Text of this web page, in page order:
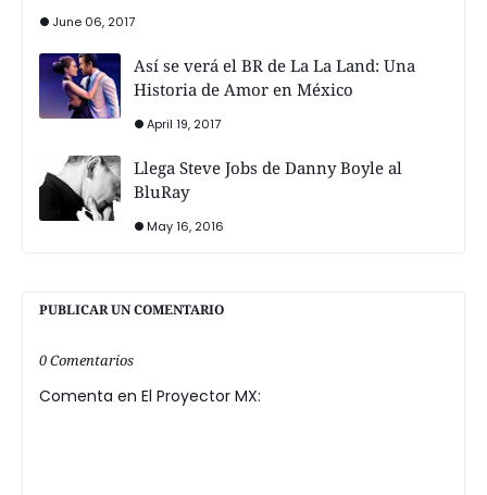
June 06, 2017
Así se verá el BR de La La Land: Una
Historia de Amor en México
April 19, 2017
Llega Steve Jobs de Danny Boyle al
BluRay
May 16, 2016
PUBLICAR UN COMENTARIO
0 Comentarios
Comenta en El Proyector MX: